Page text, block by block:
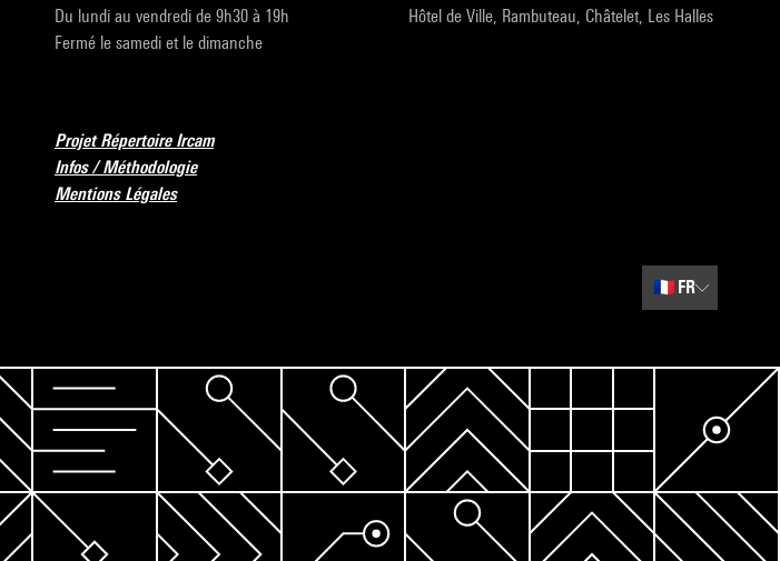
Du lundi au vendredi de 9h30 à 19h
Fermé le samedi et le dimanche
Hôtel de Ville, Rambuteau, Châtelet, Les Halles
Projet Répertoire Ircam
Infos / Méthodologie
Mentions Légales
🇫🇷 FR